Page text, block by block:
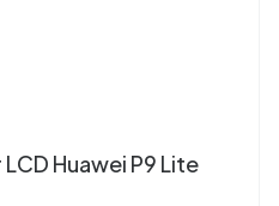
Huawei P9 Lite